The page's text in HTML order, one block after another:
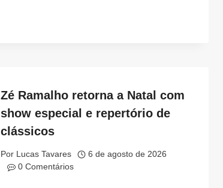
Zé Ramalho retorna a Natal com
show especial e repertório de
clássicos
Por Lucas Tavares
6 de agosto de 2026
0 Comentários